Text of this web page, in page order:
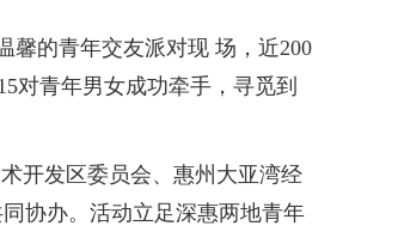
的青年交友派对现 场，近200
对青年男女成功牵手，寻觅到
开发区委员会、惠州大亚湾经
协办。活动立足深惠两地青年